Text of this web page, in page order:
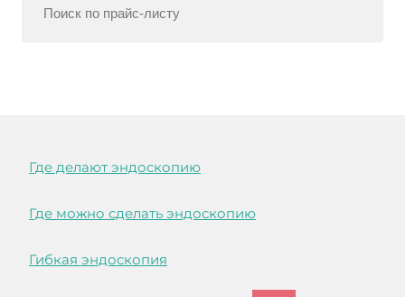
Где делают эндоскопию
Где можно сделать эндоскопию
Гибкая эндоскопия